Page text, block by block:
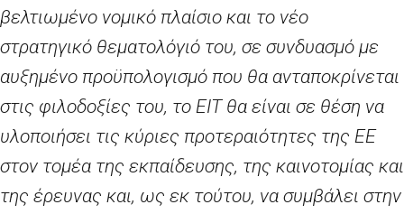
βελτιωμένο νομικό πλαίσιο και το νέο
στρατηγικό θεματολόγιό του, σε συνδυασμό με
αυξημένο προϋπολογισμό που θα ανταποκρίνεται
στις φιλοδοξίες του, το ΕΙΤ θα είναι σε θέση να
υλοποιήσει τις κύριες προτεραιότητες της ΕΕ
στον τομέα της εκπαίδευσης, της καινοτομίας και
της έρευνας και, ως εκ τούτου, να συμβάλει στην